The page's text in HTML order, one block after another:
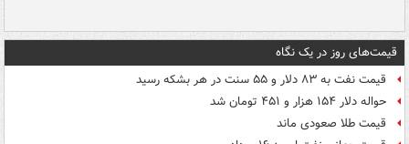
قیمت‌های روز در یک نگاه
قیمت نفت به ۸۳ دلار و ۵۵ سنت در هر بشکه رسید
حواله دلار ۱۵۴ هزار و ۴۵۱ تومان شد
قیمت طلا صعودی ماند